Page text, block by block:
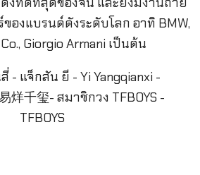
องแบรนด์ดังระดับโลก อาทิ BMW,
Giorgio Armani เป็นต้น